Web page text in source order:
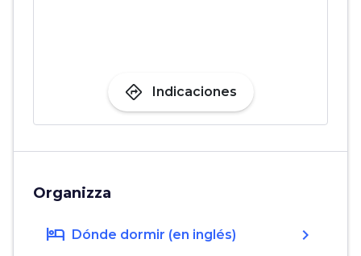
directions Indicaciones
Organizza
hotel Dónde dormir (en inglés) chevron_right